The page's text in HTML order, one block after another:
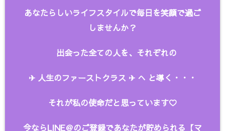
あなたらしいライフスタイルで毎日を笑顔で過ご
しませんか？
出会った全ての人を、 それぞれの
✈︎ 人生のファーストクラス ✈︎ へ と導く・・・
それが私の使命だと思っています♡
今ならLINE＠のご登録であなたが貯められる【マ